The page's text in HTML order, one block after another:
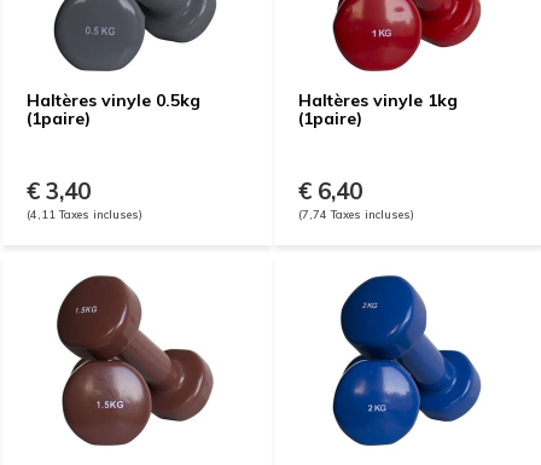
Haltères vinyle 0.5kg
(1paire)
€ 3,40
(4,11 Taxes incluses)
Haltères vinyle 1kg
(1paire)
€ 6,40
(7,74 Taxes incluses)